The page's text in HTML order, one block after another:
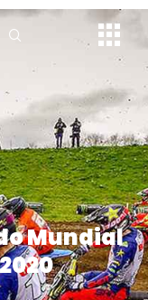
Mundial